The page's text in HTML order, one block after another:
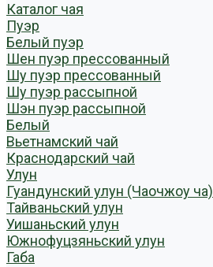
Каталог чая
Пуэр
Белый пуэр
Шен пуэр прессованный
Шу пуэр прессованный
Шу пуэр рассыпной
Шэн пуэр рассыпной
Белый
Вьетнамский чай
Краснодарский чай
Улун
Гуандунский улун (Чаочжоу ча)
Тайваньский улун
Уишаньский улун
Южнофуцзяньский улун
Габа